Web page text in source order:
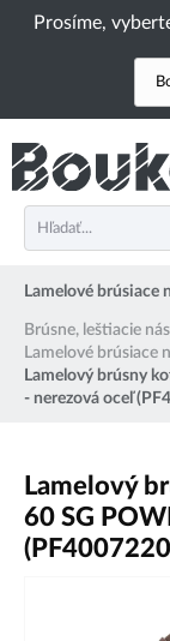
Prosíme,
Lamelové brúsiace
Brúsne, leštiacie
Lamelové brúsiace
Lamelový brúsny
- nerezová oceľ
Lamelový
60 SG